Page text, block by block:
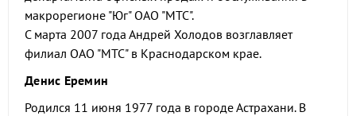
макрорегионе "Юг" ОАО "МТС".
С марта 2007 года Андрей Холодов возглавляет
филиал ОАО "МТС" в Краснодарском крае.
Денис Еремин
Родился 11 июня 1977 года в городе Астрахани. В